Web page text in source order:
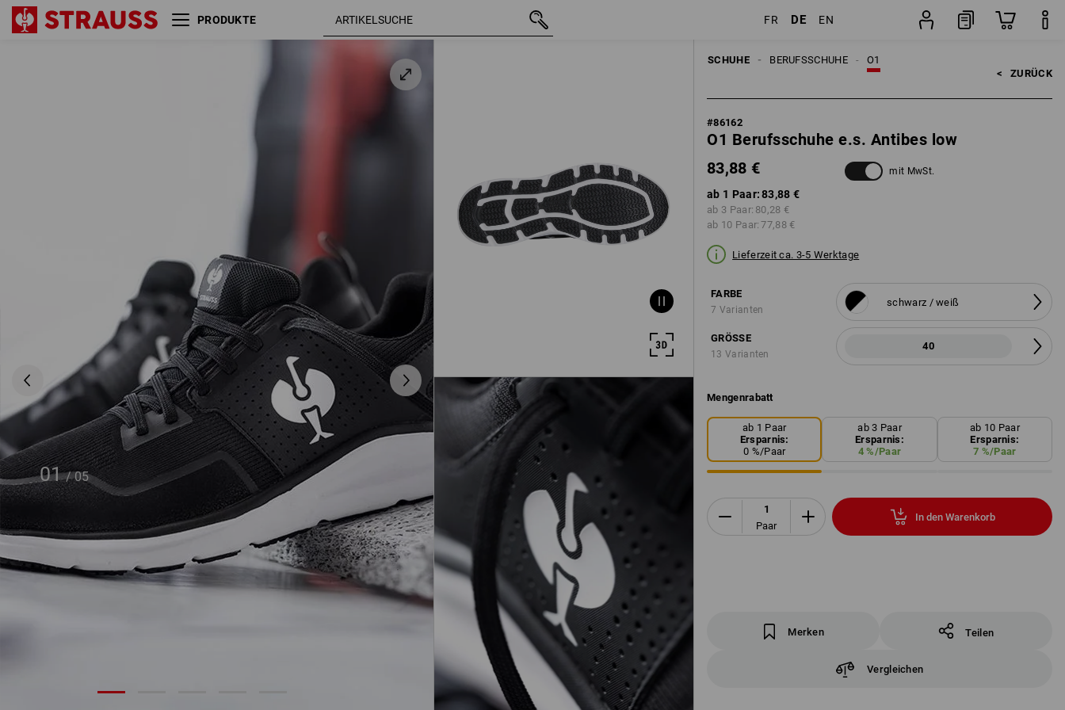
PRODUKTE FR DE EN
01 / 05
SCHUHE O1
BERUFSSCHUHE
< ZURÜCK
#86162
O1 Berufsschuhe e.s. Antibes low
83,88 €
mit MwSt.
ab 1 Paar:83,88 €
ab 3 Paar: 80,28 €
ab 10 Paar: 77,88 €
Lieferzeit ca. 3-5 Werktage
FARBE
7 Varianten
schwarz / weiß
GRÖSSE
13 Varianten
40
Mengenrabatt
ab 1 Paar
Ersparnis:
0 %/Paar
ab 3 Paar
Ersparnis:
4 %/Paar
ab 10 Paar
Ersparnis:
7 %/Paar
Paar
In den Warenkorb
Merken Teilen
Vergleichen
O1 Berufsschuhe e.s. Antibes
40
mit MwSt.